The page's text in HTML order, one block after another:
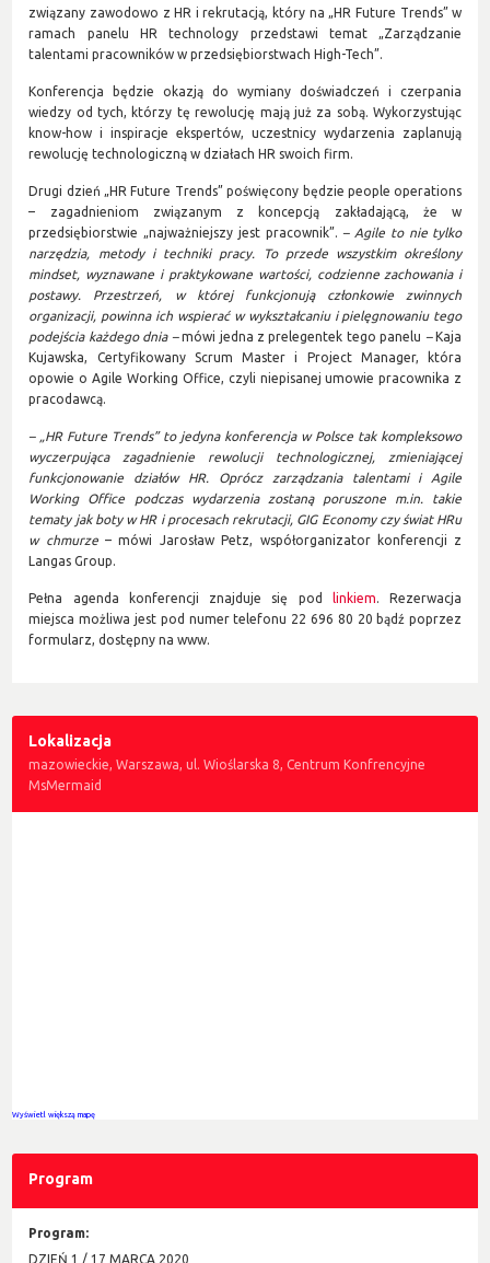
związany zawodowo z HR i rekrutacją, który na „HR Future Trends” w
ramach panelu HR technology przedstawi temat „Zarządzanie
talentami pracowników w przedsiębiorstwach High-Tech”.
Konferencja będzie okazją do wymiany doświadczeń i czerpania
wiedzy od tych, którzy tę rewolucję mają już za sobą. Wykorzystując
know-how i inspiracje ekspertów, uczestnicy wydarzenia zaplanują
rewolucję technologiczną w działach HR swoich firm.
Drugi dzień „HR Future Trends” poświęcony będzie people operations
– zagadnieniom związanym z koncepcją zakładającą, że w
przedsiębiorstwie „najważniejszy jest pracownik”.– Agile to nie tylko
narzędzia, metody i techniki pracy. To przede wszystkim określony
mindset, wyznawane i praktykowane wartości, codzienne zachowania i
postawy. Przestrzeń, w której funkcjonują członkowie zwinnych
organizacji, powinna ich wspierać w wykształcaniu i pielęgnowaniu tego
podejścia każdego dnia –mówi jedna z prelegentek tego panelu –Kaja
Kujawska, Certyfikowany Scrum Master i Project Manager, która
opowie o Agile Working Office, czyli niepisanej umowie pracownika z
pracodawcą.
– „HR Future Trends” to jedyna konferencja w Polsce tak kompleksowo
wyczerpująca zagadnienie rewolucji technologicznej, zmieniającej
funkcjonowanie działów HR. Oprócz zarządzania talentami i Agile
Working Office podczas wydarzenia zostaną poruszone m.in. takie
tematy jak boty w HR i procesach rekrutacji, GIG Economy czy świat HRu
w chmurze– mówi Jarosław Petz, współorganizator konferencji z
Langas Group.
Pełna agenda konferencji znajduje się pod linkiem. Rezerwacja
miejsca możliwa jest pod numer telefonu 22 696 80 20 bądź poprzez
formularz, dostępny na www.
Lokalizacja
mazowieckie, Warszawa, ul. Wioślarska 8, Centrum Konfrencyjne
MsMermaid
Wyświetl większą mapę
Program
Program:
DZIEŃ 1 / 17 MARCA 2020